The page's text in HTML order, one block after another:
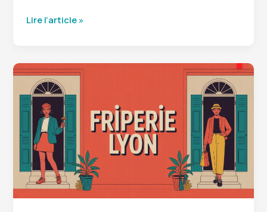
Comfit
qu’il
faut
vraiment
savoir
avant
de
vous
lancer
Lire l’article »